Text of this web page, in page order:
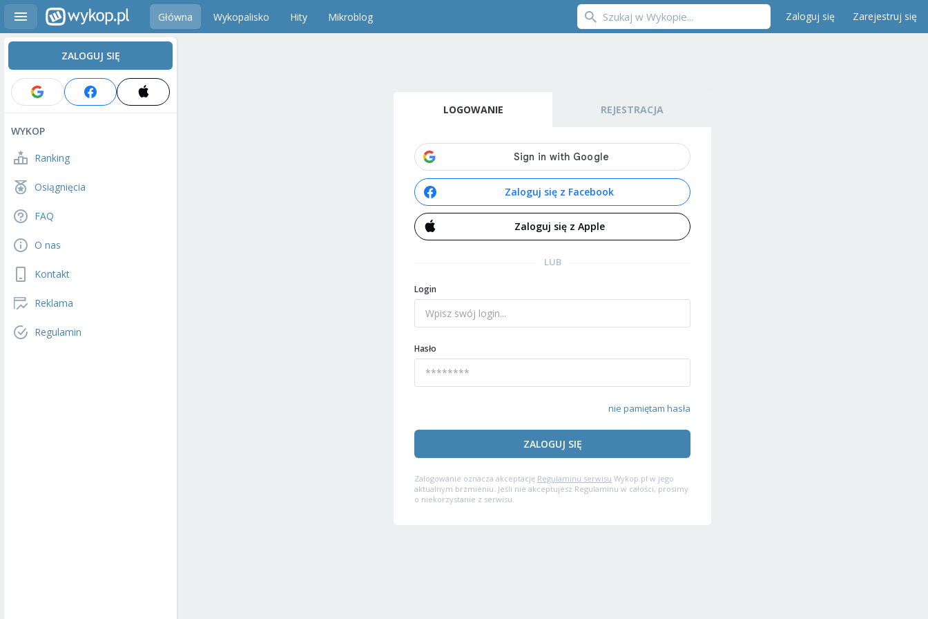
Główna Wykopalisko Hity Mikroblog Zaloguj się Zarejestruj się
ZALOGUJ SIĘ
WYKOP
Ranking
Osiągnięcia
FAQ
O nas
Kontakt
Reklama
Regulamin
LOGOWANIE REJESTRACJA
Zaloguj się z Facebook
Zaloguj się z Apple
LUB
Login
Hasło
nie pamiętam hasła
ZALOGUJ SIĘ
Zalogowanie oznacza akceptację Regulaminu serwisu Wykop.pl w jego
aktualnym brzmieniu. Jeśli nie akceptujesz Regulaminu w całości, prosimy
o niekorzystanie z serwisu.